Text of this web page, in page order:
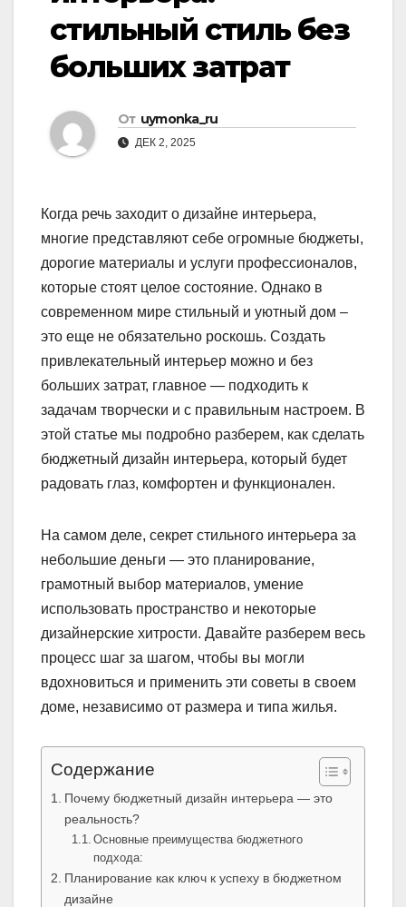
стильный стиль без
больших затрат
От uymonka_ru
ДЕК 2, 2025
Когда речь заходит о дизайне интерьера,
многие представляют себе огромные бюджеты,
дорогие материалы и услуги профессионалов,
которые стоят целое состояние. Однако в
современном мире стильный и уютный дом –
это еще не обязательно роскошь. Создать
привлекательный интерьер можно и без
больших затрат, главное — подходить к
задачам творчески и с правильным настроем. В
этой статье мы подробно разберем, как сделать
бюджетный дизайн интерьера, который будет
радовать глаз, комфортен и функционален.
На самом деле, секрет стильного интерьера за
небольшие деньги — это планирование,
грамотный выбор материалов, умение
использовать пространство и некоторые
дизайнерские хитрости. Давайте разберем весь
процесс шаг за шагом, чтобы вы могли
вдохновиться и применить эти советы в своем
доме, независимо от размера и типа жилья.
Содержание
Почему бюджетный дизайн интерьера — это
реальность?
Основные преимущества бюджетного
подхода:
Планирование как ключ к успеху в бюджетном
дизайне